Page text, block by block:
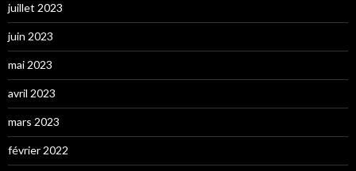
juillet 2023
juin 2023
mai 2023
avril 2023
mars 2023
février 2022